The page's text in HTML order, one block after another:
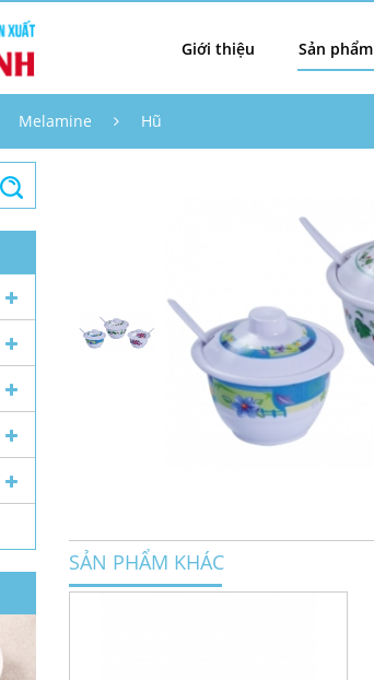
Giới thiệu Sản phẩm
Melamine Hũ
SẢN PHẨM KHÁC